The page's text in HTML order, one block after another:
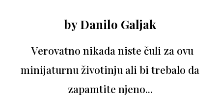
byDanilo Galjak
Verovatno nikada niste čuli za ovu
minijaturnu životinju ali bi trebalo da
zapamtite njeno...